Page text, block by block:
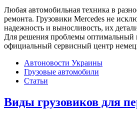
Любая автомобильная техника в
ремонта. Грузовики Mercedes не
надежность и выносливость, их
Для решения проблемы оптимальный
официальный сервисный центр
Автоновости Украины
Грузовые автомобили
Статьи
Виды грузовиков для